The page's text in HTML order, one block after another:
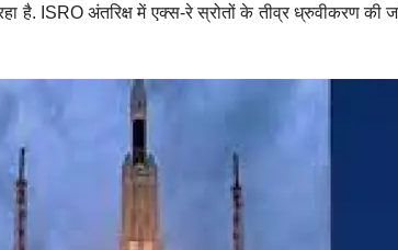
है. ISRO अंतरिक्ष में एक्स-रे स्रोतों के तीव्र ध्रुवीकरण